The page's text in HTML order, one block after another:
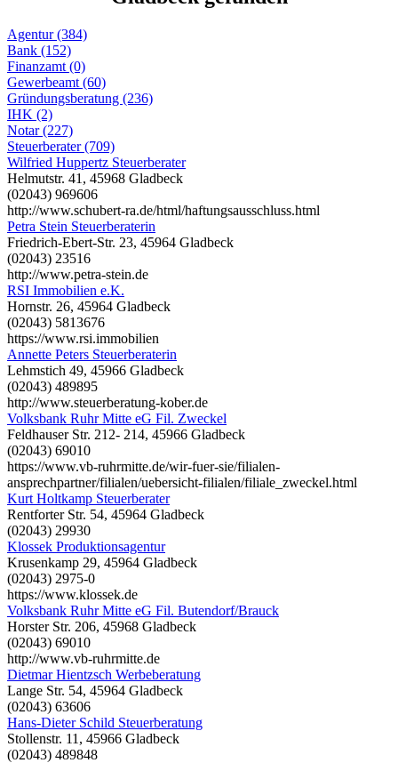
Agentur (384)
Bank (152)
Finanzamt (0)
Gewerbeamt (60)
Gründungsberatung (236)
IHK (2)
Notar (227)
Steuerberater (709)
Wilfried Huppertz Steuerberater
Helmutstr. 41, 45968 Gladbeck
(02043) 969606
http://www.schubert-ra.de/html/haftungsausschluss.html
Petra Stein Steuerberaterin
Friedrich-Ebert-Str. 23, 45964 Gladbeck
(02043) 23516
http://www.petra-stein.de
RSI Immobilien e.K.
Hornstr. 26, 45964 Gladbeck
(02043) 5813676
https://www.rsi.immobilien
Annette Peters Steuerberaterin
Lehmstich 49, 45966 Gladbeck
(02043) 489895
http://www.steuerberatung-kober.de
Volksbank Ruhr Mitte eG Fil. Zweckel
Feldhauser Str. 212- 214, 45966 Gladbeck
(02043) 69010
https://www.vb-ruhrmitte.de/wir-fuer-sie/filialen-
ansprechpartner/filialen/uebersicht-filialen/filiale_zweckel.html
Kurt Holtkamp Steuerberater
Rentforter Str. 54, 45964 Gladbeck
(02043) 29930
Klossek Produktionsagentur
Krusenkamp 29, 45964 Gladbeck
(02043) 2975-0
https://www.klossek.de
Volksbank Ruhr Mitte eG Fil. Butendorf/Brauck
Horster Str. 206, 45968 Gladbeck
(02043) 69010
http://www.vb-ruhrmitte.de
Dietmar Hientzsch Werbeberatung
Lange Str. 54, 45964 Gladbeck
(02043) 63606
Hans-Dieter Schild Steuerberatung
Stollenstr. 11, 45966 Gladbeck
(02043) 489848